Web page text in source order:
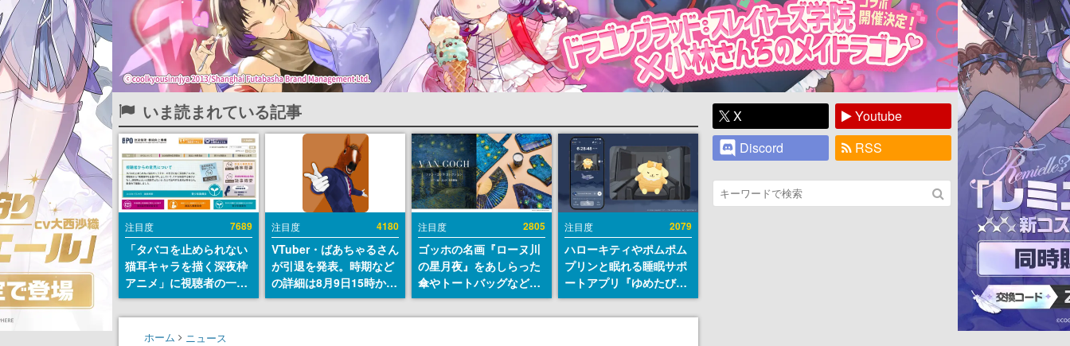
いま読まれている記事
注目度 7689
「タバコを止められない
猫耳キャラを描く深夜枠
アニメ」に視聴者の一部
から批判意見。違法薬物
の使用と思しき描写も含
めて、BPOが議論を交わ
注目度 4180
VTuber・ばあちゃるさん
が引退を発表。時期など
の詳細は8月9日15時から
の配信で説明
注目度 2805
ゴッホの名画『ローヌ川
の星月夜』をあしらった
傘やトートバッグなどが
登場。8月7日21時より2
日間限定で予約販売
注目度 2079
ハローキティやポムポム
プリンと眠れる睡眠サポ
ートアプリ『ゆめたび』
が配信中。キャラごとの
ASMRや目覚ましアラー
ホーム ニュース
X
Youtube
Discord
RSS